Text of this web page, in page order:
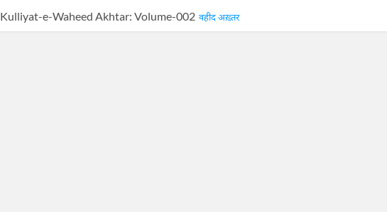
Kulliyat-e-Waheed Akhtar: Volume-002 वहीद अख़्तर